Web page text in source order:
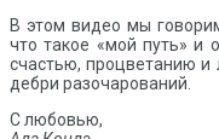
В этом видео мы
что такое «мой путь» и
счастью, процветанию
дебри разочарований.
С любовью,